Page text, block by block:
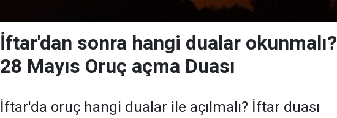
İftar'dan sonra hangi dualar okunmalı?
28 Mayıs Oruç açma Duası
İftar'da oruç hangi dualar ile açılmalı? İftar duası